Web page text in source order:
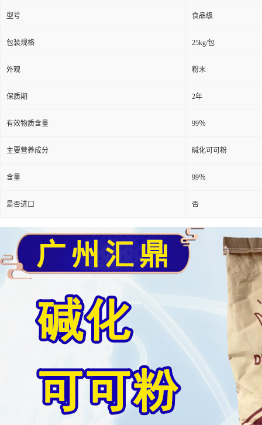
型号 食品级
包装规格 25kg/包
外观 粉末
保质期 2年
有效物质含量 99％
主要营养成分 碱化可可粉
含量 99％
是否进口 否